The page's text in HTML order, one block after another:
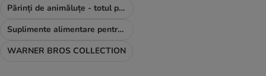
Părinți de animăluțe - totul pentru TINE
Suplimente alimentare pentru câini
WARNER BROS COLLECTION